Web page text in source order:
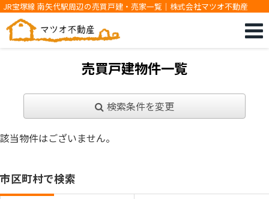
JR宝塚線 南矢代駅周辺の売買戸建・売家一覧｜株式会社マツオ不動産
売買戸建物件一覧
検索条件を変更
該当物件はございません。
市区町村で検索